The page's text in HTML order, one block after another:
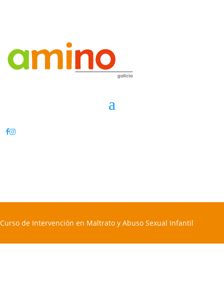
Curso de Intervención en Maltrato y Abuso Sexual Infantil